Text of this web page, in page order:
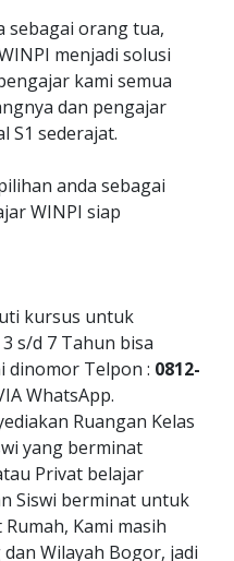
sebagai orang tua,
menjadi solusi
kami semua
dan pengajar
S1 sederajat.
anda sebagai
WINPI siap
kursus untuk
s/d 7 Tahun bisa
dinomor Telpon : 0812-
WhatsApp.
Ruangan Kelas
yang berminat
Privat belajar
Siswi berminat untuk
Kami masih
Wilayah Bogor, jadi